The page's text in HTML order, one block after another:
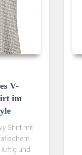
V-
im
Shirt mit
und